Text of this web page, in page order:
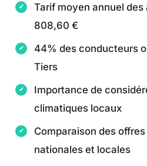
Tarif moyen annuel
808,60 €
44% des conducteurs
Tiers
Importance de
climatiques locaux
Comparaison des
nationales et locales